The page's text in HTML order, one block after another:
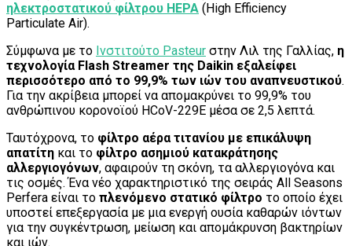
ηλεκτροστατικού φίλτρου HEPA (High Efficiency
Particulate Air).
Σύμφωνα με το Ινστιτούτο Pasteur στην Λιλ της Γαλλίας, η
τεχνολογία Flash Streamer της Daikin εξαλείφει
περισσότερο από το 99,9% των ιών του αναπνευστικού.
Για την ακρίβεια μπορεί να απομακρύνει το 99,9% του
ανθρώπινου κορονοϊού HCoV-229E μέσα σε 2,5 λεπτά.
Ταυτόχρονα, το φίλτρο αέρα τιτανίου με επικάλυψη
απατίτη και το φίλτρο ασημιού κατακράτησης
αλλεργιογόνων, αφαιρούν τη σκόνη, τα αλλεργιογόνα και
τις οσμές. Ένα νέο χαρακτηριστικό της σειράς All Seasons
Perfera είναι το πλενόμενο στατικό φίλτρο το οποίο έχει
υποστεί επεξεργασία με μια ενεργή ουσία καθαρών ιόντων
για την συγκέντρωση, μείωση και απομάκρυνση βακτηρίων
και ιών.